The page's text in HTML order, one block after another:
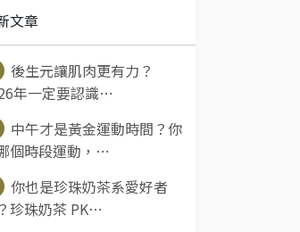
文章
後生元讓肌肉更有力？
年一定要認識⋯
中午才是黃金運動時間？你
個時段運動，⋯
你也是珍珠奶茶系愛好者
珍珠奶茶 PK⋯